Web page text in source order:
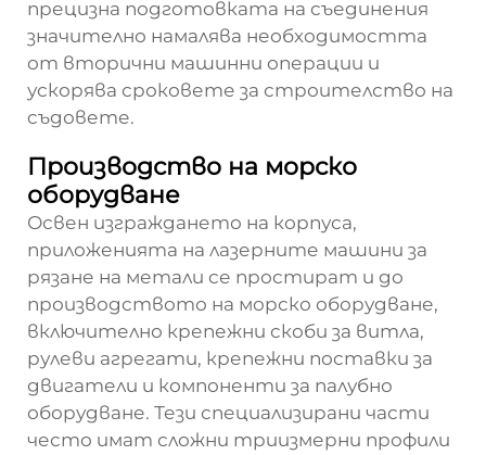
прецизна подготовката на съединения
значително намалява необходимостта
от вторични машинни операции и
ускорява сроковете за строителство на
съдовете.
Производство на морско
оборудване
Освен изграждането на корпуса,
приложенията на лазерните машини за
рязане на метали се простират и до
производството на морско оборудване,
включително крепежни скоби за витла,
рулеви агрегати, крепежни поставки за
двигатели и компоненти за палубно
оборудване. Тези специализирани части
често имат сложни триизмерни профили